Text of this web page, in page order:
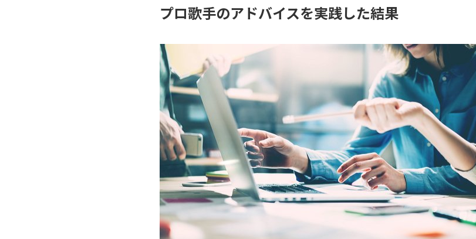
プロ歌手のアドバイスを実践した結果